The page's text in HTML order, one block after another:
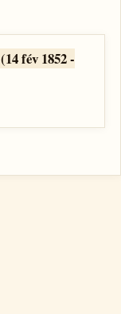
(14 fév 1852 -